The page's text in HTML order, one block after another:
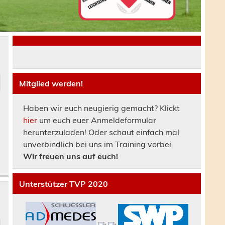
Mitglied werden!
Haben wir euch neugierig gemacht? Klickt
hier um euch euer Anmeldeformular
herunterzuladen! Oder schaut einfach mal
unverbindlich bei uns im Training vorbei.
Wir freuen uns auf euch!
Unterstützer TVP 2020